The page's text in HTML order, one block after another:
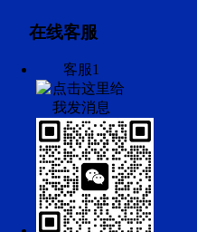
在线客服
客服1